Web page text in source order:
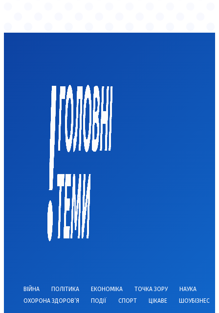
ВІЙНА ПОЛІТИКА ЕКОНОМІКА ТОЧКА ЗОРУ
НАУКА
ОХОРОНА ЗДОРОВ’Я
ПОДІЇ СПОРТ ЦІКАВЕ ШОУБІЗНЕС